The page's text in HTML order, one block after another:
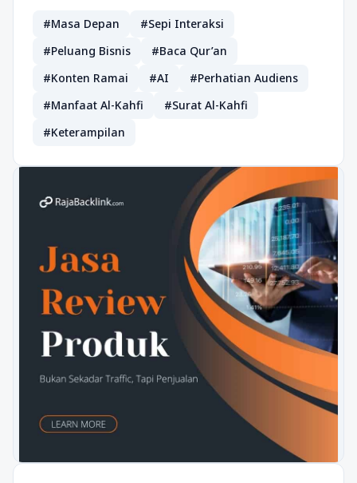
#Masa Depan
#Sepi Interaksi
#Peluang Bisnis
#Baca Qur’an
#Konten Ramai
#AI
#Perhatian Audiens
#Manfaat Al-Kahfi
#Surat Al-Kahfi
#Keterampilan